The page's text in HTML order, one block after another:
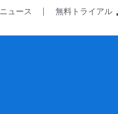
ニュース 無料トライアル